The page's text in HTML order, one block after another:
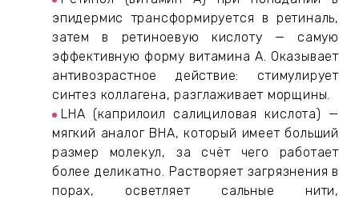
эпидермис трансформируется в ретиналь,
затем в ретиноевую кислоту — самую
эффективную форму витамина A. Оказывает
антивозрастное действие: стимулирует
синтез коллагена, разглаживает морщины.
LHA (каприлоил салициловая кислота) —
мягкий аналог BHA, который имеет больший
размер молекул, за счёт чего работает
более деликатно. Растворяет загрязнения в
порах, осветляет сальные нити,